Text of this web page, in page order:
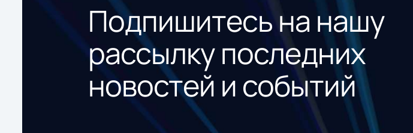
Подпишитесь на нашу
рассылку последних
новостей и событий